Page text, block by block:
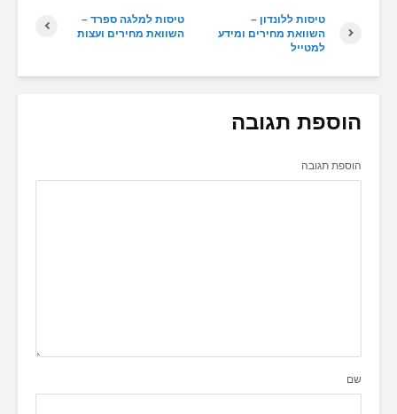
טיסות למלגה ספרד –
השוואת מחירים ועצות
טיסות ללונדון –
השוואת מחירים ומידע
למטייל
הוספת תגובה
הוספת תגובה
שם